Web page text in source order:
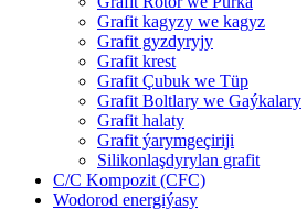
Grafit kagyzy we kagyz
Grafit gyzdyryjy
Grafit krest
Grafit Çubuk we Tüp
Grafit Boltlary we Gaýkalary
Grafit halaty
Grafit ýarymgeçiriji
Silikonlaşdyrylan grafit
C/C Kompozit (CFC)
Wodorod energiýasy